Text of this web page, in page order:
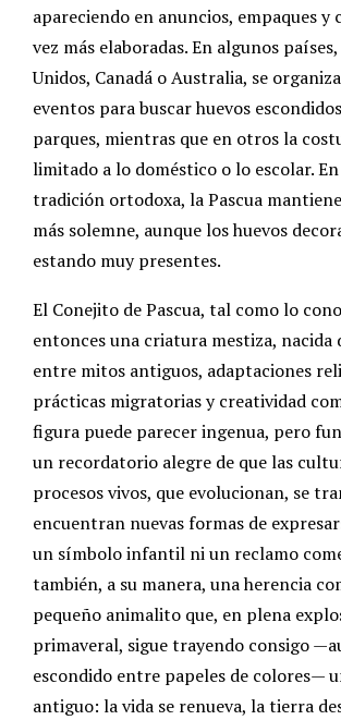
apareciendo en anuncios, empaques y
vez más elaboradas. En algunos
Unidos, Canadá o Australia, se
eventos para buscar huevos
parques, mientras que en otros la
limitado a lo doméstico o lo escolar.
tradición ortodoxa, la Pascua
más solemne, aunque los huevos
estando muy presentes.
El Conejito de Pascua, tal como lo
entonces una criatura mestiza, nacida
entre mitos antiguos, adaptaciones
prácticas migratorias y creatividad
figura puede parecer ingenua, pero
un recordatorio alegre de que las
procesos vivos, que evolucionan, se
encuentran nuevas formas de
un símbolo infantil ni un reclamo
también, a su manera, una herencia
pequeño animalito que, en plena
primaveral, sigue trayendo consigo
escondido entre papeles de colores—
antiguo: la vida se renueva, la tierra